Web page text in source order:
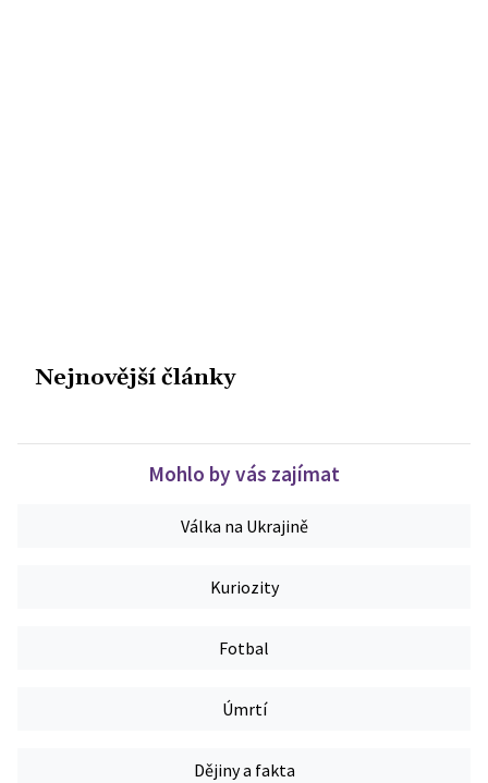
Nejnovější články
Mohlo by vás zajímat
Válka na Ukrajině
Kuriozity
Fotbal
Úmrtí
Dějiny a fakta